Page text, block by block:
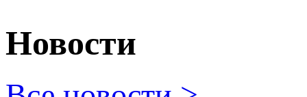
Новости